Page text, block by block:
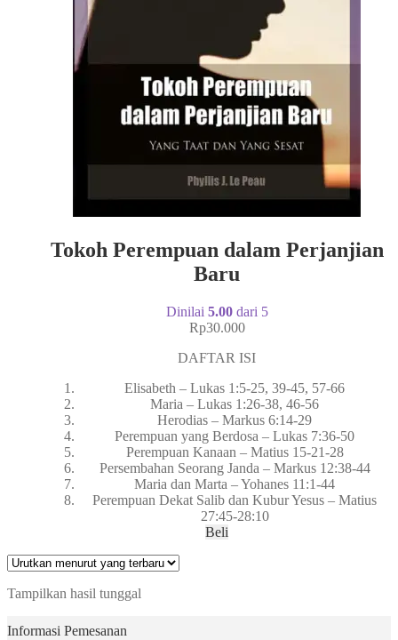
Tokoh Perempuan dalam Perjanjian
Baru
Dinilai 5.00dari 5
Rp30.000
DAFTAR ISI
Elisabeth – Lukas 1:5-25, 39-45, 57-66
Maria – Lukas 1:26-38, 46-56
Herodias – Markus 6:14-29
Perempuan yang Berdosa – Lukas 7:36-50
Perempuan Kanaan – Matius 15-21-28
Persembahan Seorang Janda – Markus 12:38-44
Maria dan Marta – Yohanes 11:1-44
Perempuan Dekat Salib dan Kubur Yesus – Matius
27:45-28:10
Beli
Tampilkan hasil tunggal
Informasi Pemesanan